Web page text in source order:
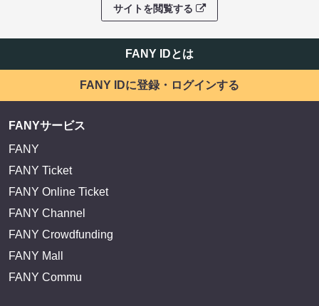
サイトを閲覧する
FANY IDとは
FANY IDに登録・ログインする
FANYサービス
FANY
FANY Ticket
FANY Online Ticket
FANY Channel
FANY Crowdfunding
FANY Mall
FANY Commu